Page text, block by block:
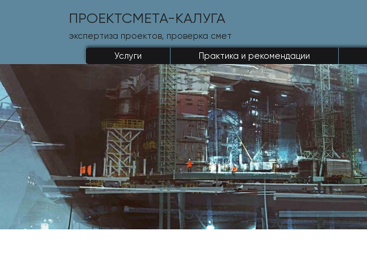
ПРОЕКТСМЕТА-КАЛУГА
экспертиза проектов, проверка смет
Услуги Практика и рекомендации